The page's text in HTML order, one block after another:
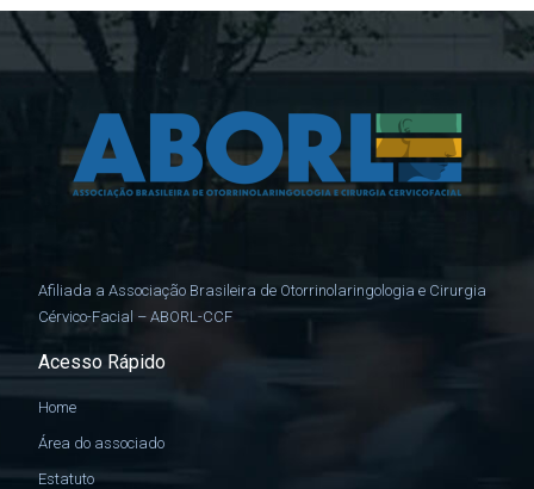
Afiliada a Associação Brasileira de Otorrinolaringologia e Cirurgia
Cérvico-Facial – ABORL-CCF
Acesso Rápido
Home
Área do associado
Estatuto